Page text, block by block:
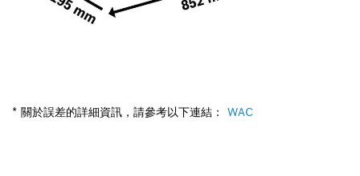
* 關於誤差的詳細資訊，請參考以下連結： WAC